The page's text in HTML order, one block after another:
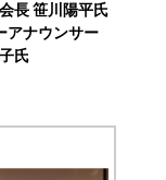
長 笹川陽平氏
アナウンサー
氏